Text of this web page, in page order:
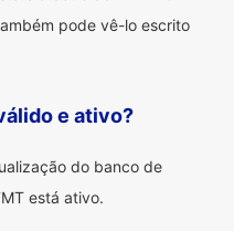
pode vê-lo escrito
e ativo?
do banco de
está ativo.